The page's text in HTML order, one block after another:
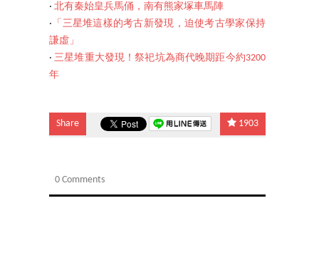
‧ 北有秦始皇兵馬俑，南有熊家塚車馬陣
‧ 「三星堆這樣的考古新發現，迫使考古學家保持
謙虛」
‧三星堆重大發現！祭祀坑為商代晚期距今約3200
年
Share 1903
0 Comments